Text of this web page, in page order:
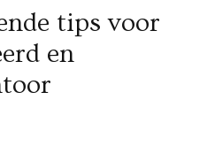
tips voor
en